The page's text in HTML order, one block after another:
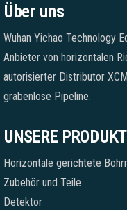
Über uns
Wuhan Yichao Technology
Anbieter von horizontalen
autorisierter Distributor
grabenlose Pipeline.
UNSERE
Horizontale gerichtete
Zubehör und Teile
Detektor